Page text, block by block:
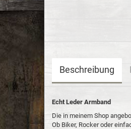
Beschreibung
Echt Leder Armband
Die in meinem Shop
Ob Biker, Rocker oder